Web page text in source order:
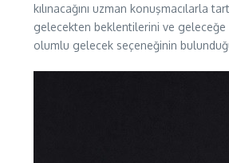
kılınacağını uzman konuşmacılarla
gelecekten beklentilerini ve geleceğe
olumlu gelecek seçeneğinin